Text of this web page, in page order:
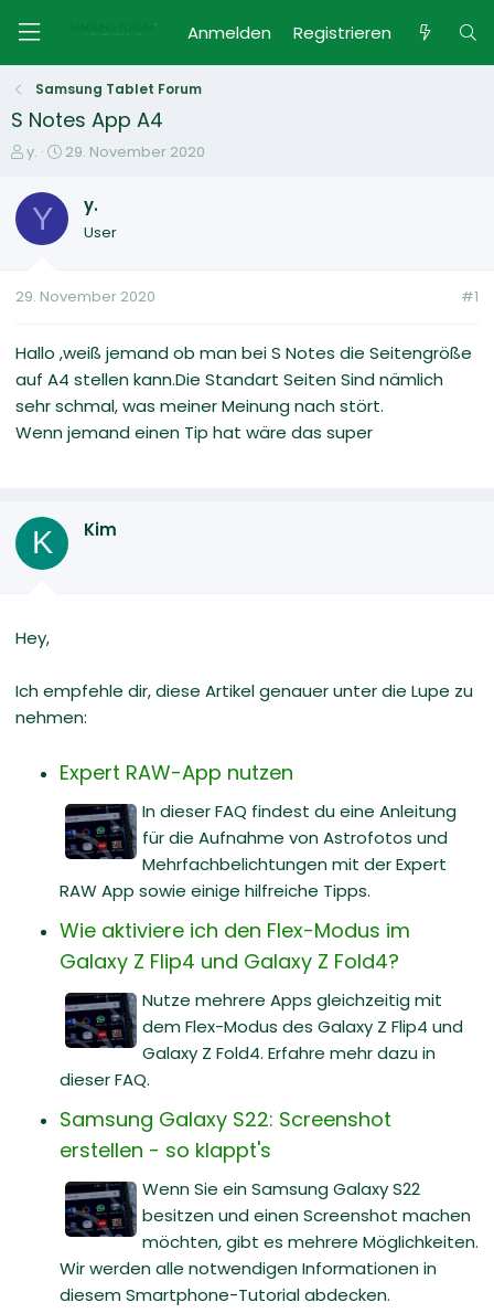
Anmelden Registrieren
Samsung Tablet Forum
S Notes App A4
E
s
e
e
y.
E
t
e
t
m
29. November 2020
Y y.
User
29. November 2020 #1
Hallo ,weiß jemand ob man bei S Notes die Seitengröße
auf A4 stellen kann.Die Standart Seiten Sind nämlich
sehr schmal, was meiner Meinung nach stört.
Wenn jemand einen Tip hat wäre das super
K Kim
Hey,
Ich empfehle dir, diese Artikel genauer unter die Lupe zu
nehmen:
Expert RAW-App nutzen
In dieser FAQ findest du eine Anleitung
für die Aufnahme von Astrofotos und
Mehrfachbelichtungen mit der Expert
RAW App sowie einige hilfreiche Tipps.
Wie aktiviere ich den Flex-Modus im
Galaxy Z Flip4 und Galaxy Z Fold4?
Nutze mehrere Apps gleichzeitig mit
dem Flex-Modus des Galaxy Z Flip4 und
Galaxy Z Fold4. Erfahre mehr dazu in
dieser FAQ.
Samsung Galaxy S22: Screenshot
erstellen - so klappt's
Wenn Sie ein Samsung Galaxy S22
besitzen und einen Screenshot machen
möchten, gibt es mehrere Möglichkeiten.
Wir werden alle notwendigen Informationen in
diesem Smartphone-Tutorial abdecken.